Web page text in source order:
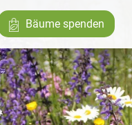
Bäume spenden